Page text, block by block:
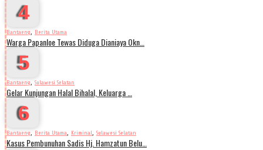
4
Bantaeng, Berita Utama
Warga Papanloe Tewas Diduga Dianiaya Okn…
5
Bantaeng, Sulawesi Selatan
Gelar Kunjungan Halal Bihalal, Keluarga …
6
Bantaeng, Berita Utama, Kriminal, Sulawesi Selatan
Kasus Pembunuhan Sadis Hj. Hamzatun Belu…